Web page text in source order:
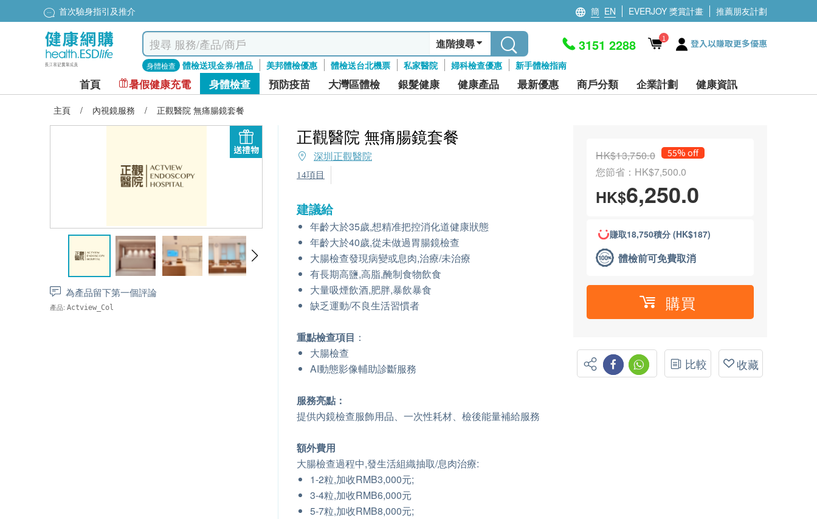
首次驗身指引及推介 簡 EN EVERJOY 獎賞計畫 推薦朋友計劃
進階搜尋
身體檢查 體檢送現金券/禮品 美邦體檢優惠 體檢送台北機票 私家醫院 婦科檢查優惠 新手體檢指南
3151 2288 1 登入以賺取更多優惠
首頁 暑假健康充電 身體檢查 預防疫苗 大灣區體檢 銀髮健康 健康產品 最新優惠 商戶分類 企業計劃 健康資訊
主頁 / 內視鏡服務 / 正觀醫院 無痛腸鏡套餐
送禮物
為產品留下第一個評論
產品: Actview_Col
正觀醫院 無痛腸鏡套餐
深圳正觀醫院
14項目
建議給
年齡大於35歲,想精准把控消化道健康狀態
年齡大於40歲,從未做過胃腸鏡檢查
大腸檢查發現病變或息肉,治療/未治療
有長期高鹽,高脂,醃制食物飲食
大量吸煙飲酒,肥胖,暴飲暴食
缺乏運動/不良生活習慣者
重點檢查項目 ：
大腸檢查
AI動態影像輔助診斷服務
服務亮點：
提供內鏡檢查服飾用品、一次性耗材、檢後能量補給服務
額外費用
大腸檢查過程中,發生活組織抽取/息肉治療:
1-2粒,加收RMB3,000元;
3-4粒,加收RMB6,000元
5-7粒,加收RMB8,000元;
HK$13,750.0 55% off
您節省：HK$7,500.0
HK$6,250.0
賺取18,750積分 (HK$187)
體檢前可免費取消
購買
比較 收藏